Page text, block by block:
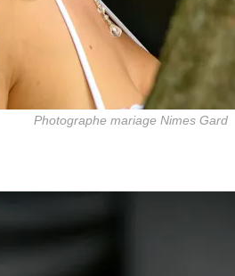
Photographe mariage Nimes Gard